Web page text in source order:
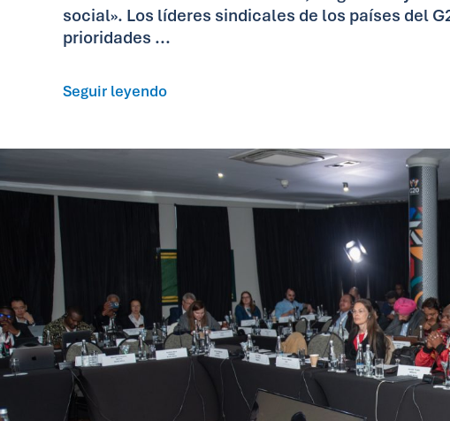
social». Los líderes sindicales de los países del
prioridades ...
Seguir leyendo